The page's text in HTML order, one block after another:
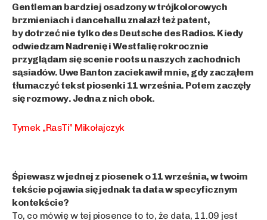
Gentleman bardziej osadzony w trójkolorowych
brzmieniach i dancehallu znalazł też patent,
by dotrzeć nie tylko des Deutsche des Radios. Kiedy
odwiedzam Nadrenię i Westfalię rokrocznie
przyglądam się scenie roots u naszych zachodnich
sąsiadów. Uwe Banton zaciekawił mnie, gdy zacząłem
tłumaczyć tekst piosenki 11 września. Potem zaczęły
się rozmowy. Jedna z nich obok.
Tymek „RasTi” Mikołajczyk
Śpiewasz w jednej z piosenek o 11 września, w twoim
tekście pojawia się jednak ta data w specyficznym
kontekście?
To, co mówię w tej piosence to to, że data, 11.09 jest